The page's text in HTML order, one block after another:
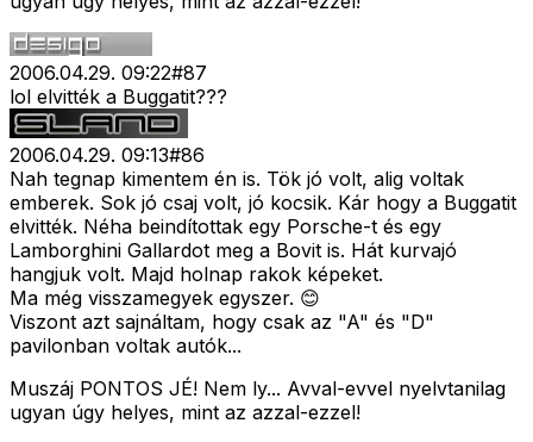
2006.04.29. 09:22#87
lol elvitték a Buggatit???
2006.04.29. 09:13#86
Nah tegnap kimentem én is. Tök jó volt, alig voltak
emberek. Sok jó csaj volt, jó kocsik. Kár hogy a Buggatit
elvitték. Néha beindítottak egy Porsche-t és egy
Lamborghini Gallardot meg a Bovit is. Hát kurvajó
hangjuk volt. Majd holnap rakok képeket.
Ma még visszamegyek egyszer. 😊
Viszont azt sajnáltam, hogy csak az "A" és "D"
pavilonban voltak autók...
Muszáj PONTOS JÉ! Nem ly... Avval-evvel nyelvtanilag
ugyan úgy helyes, mint az azzal-ezzel!